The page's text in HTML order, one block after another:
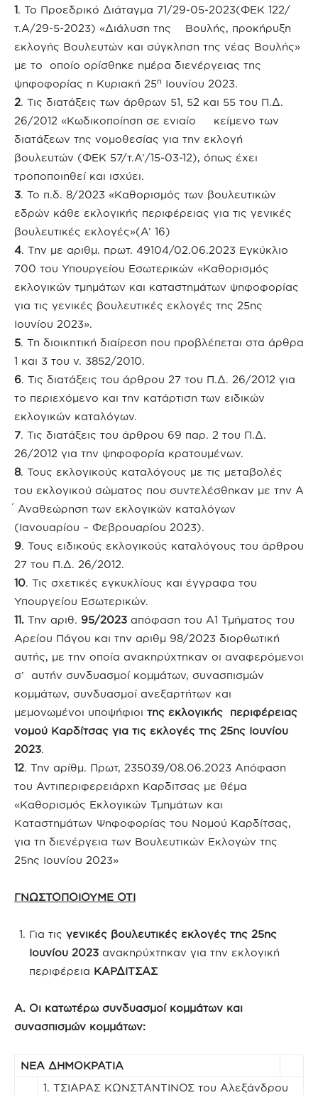
1. Το Προεδρικό Διάταγμα 71/29-05-2023(ΦΕΚ 122/
τ.Α/29-5-2023) «Διάλυση της Βουλής, προκήρυξη
εκλογής Βουλευτών και σύγκληση της νέας Βουλής»
με το οποίο ορίσθηκε ημέρα διενέργειας της
ψηφοφορίας η Κυριακή 25η Ιουνίου 2023.
2. Τις διατάξεις των άρθρων 51, 52 και 55 του Π.Δ.
26/2012 «Κωδικοποίηση σε ενιαίο κείμενο των
διατάξεων της νομοθεσίας για την εκλογή
βουλευτών (ΦΕΚ 57/τ.Α’/15-03-12), όπως έχει
τροποποιηθεί και ισχύει.
3. Το π.δ. 8/2023 «Καθορισμός των βουλευτικών
εδρών κάθε εκλογικής περιφέρειας για τις γενικές
βουλευτικές εκλογές»(Α’ 16)
4. Την με αριθμ. πρωτ. 49104/02.06.2023 Εγκύκλιο
700 του Υπουργείου Εσωτερικών «Καθορισμός
εκλογικών τμημάτων και καταστημάτων ψηφοφορίας
για τις γενικές βουλευτικές εκλογές της 25ης
Ιουνίου 2023».
5. Τη διοικητική διαίρεση που προβλέπεται στα άρθρα
1 και 3 του ν. 3852/2010.
6. Τις διατάξεις του άρθρου 27 του Π.Δ. 26/2012 για
το περιεχόμενο και την κατάρτιση των ειδικών
εκλογικών καταλόγων.
7. Τις διατάξεις του άρθρου 69 παρ. 2 του Π.Δ.
26/2012 για την ψηφοφορία κρατουμένων.
8. Τους εκλογικούς καταλόγους με τις μεταβολές
του εκλογικού σώματος που συντελέσθηκαν με την Α
́ Αναθεώρηση των εκλογικών καταλόγων
(Ιανουαρίου – Φεβρουαρίου 2023).
9. Τους ειδικούς εκλογικούς καταλόγους του άρθρου
27 του Π.Δ. 26/2012.
10. Τις σχετικές εγκυκλίους και έγγραφα του
Υπουργείου Εσωτερικών.
11. Την αριθ. 95/2023 απόφαση του Α1 Τμήματος του
Αρείου Πάγου και την αριθμ 98/2023 διορθωτική
αυτής, με την οποία ανακηρύχτηκαν οι αναφερόμενοι
σ’ αυτήν συνδυασμοί κομμάτων, συνασπισμών
κομμάτων, συνδυασμοί ανεξαρτήτων και
μεμονωμένοι υποψήφιοι της εκλογικής περιφέρειας
νομού Καρδίτσας για τις εκλογές της 25ης Ιουνίου
2023.
12. Την αρίθμ. Πρωτ, 235039/08.06.2023 Απόφαση
του Αντιπεριφερειάρχη Καρδιτσας με θέμα
«Καθορισμός Εκλογικών Τμημάτων και
Καταστημάτων Ψηφοφορίας του Νομού Καρδίτσας,
για τη διενέργεια των Βουλευτικών Εκλογών της
25ης Ιουνίου 2023»
ΓΝΩΣΤΟΠΟΙΟΥΜΕ ΟΤΙ
Για τις γενικές βουλευτικές εκλογές της 25ης
Ιουνίου 2023 ανακηρύχτηκαν για την εκλογική
περιφέρεια ΚΑΡΔΙΤΣΑΣ
Α. Οι κατωτέρω συνδυασμοί κομμάτων και
συνασπισμών κομμάτων:
ΝΕΑ ΔΗΜΟΚΡΑΤΙΑ
1. ΤΣΙΑΡΑΣ ΚΩΝΣΤΑΝΤΙΝΟΣ του Αλεξάνδρου